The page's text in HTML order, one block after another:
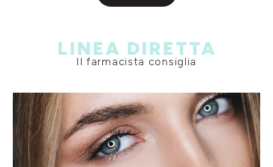
LINEA DIRETTA
Il farmacista consiglia